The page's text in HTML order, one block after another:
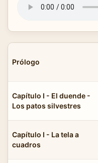
Prólogo
Capítulo I - El duende -
Los patos silvestres
Capítulo I - La tela a
cuadros